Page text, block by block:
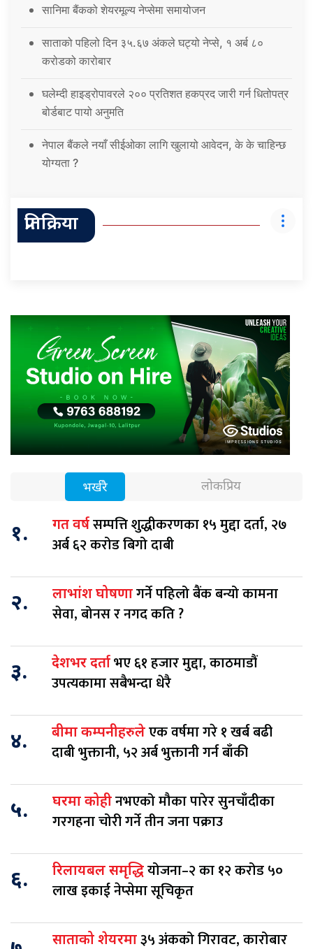
सानिमा बैंकको शेयरमूल्य नेप्सेमा समायोजन
साताको पहिलो दिन ३५.६७ अंकले घट्यो नेप्से, १ अर्ब ८०
करोडको कारोबार
घलेम्दी हाइड्रोपावरले २०० प्रतिशत हकप्रद जारी गर्न धितोपत्र
बोर्डबाट पायो अनुमति
नेपाल बैंकले नयाँ सीईओका लागि खुलायो आवेदन, के के चाहिन्छ
योग्यता ?
प्रतिक्रिया
भर्खरै लोकप्रिय
१. गत वर्षसम्पत्ति शुद्धीकरणका १५ मुद्दा दर्ता, २७
अर्ब ६२ करोड बिगो दाबी
२. लाभांश घोषणागर्ने पहिलो बैंक बन्यो कामना
सेवा, बोनस र नगद कति ?
३. देशभर दर्ताभए ६१ हजार मुद्दा, काठमाडौं
उपत्यकामा सबैभन्दा धेरै
४. बीमा कम्पनीहरुलेएक वर्षमा गरे १ खर्ब बढी
दाबी भुक्तानी, ५२ अर्ब भुक्तानी गर्न बाँकी
५. घरमा कोहीनभएको मौका पारेर सुनचाँदीका
गरगहना चोरी गर्ने तीन जना पक्राउ
६. रिलायबल समृद्धियोजना–२ का १२ करोड ५०
लाख इकाई नेप्सेमा सूचिकृत
साताको शेयरमा३५ अंकको गिरावट, कारोबार